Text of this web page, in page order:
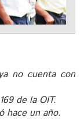
no cuenta con
de la OIT.
hace un año.